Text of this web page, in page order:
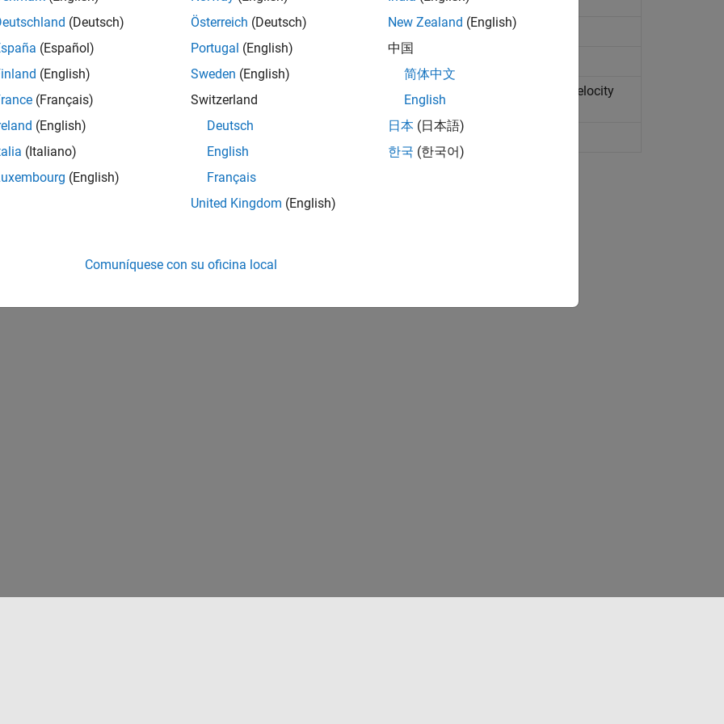
Wind Model 07
Implement Horizontal Wind Model 07
Wind Model 14
Implement Horizontal Wind Model 14
Wind Turbulence Model
Generate continuous wind turbulence with Von Kármán velocity
spectra
Shear Model
Calculate wind shear conditions
How useful was this information?
(Deutsch)
(Español)
(English)
(Français)
(English)
(Italiano)
(English)
Österreich (Deutsch)
Portugal (English)
Sweden (English)
Switzerland
Deutsch
English
Français
United Kingdom (English)
New Zealand (English)
中国
简体中文
English
日本 (日本語)
한국 (한국어)
Comuníquese con su oficina local